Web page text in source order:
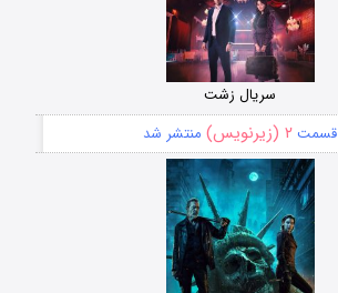
سریال زشت
قسمت ۲ (زیرنویس) منتشر شد